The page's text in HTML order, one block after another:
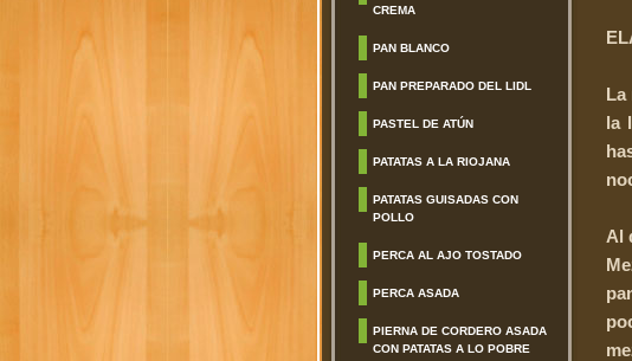
CREMA
PAN BLANCO
PAN PREPARADO DEL LIDL
PASTEL DE ATÚN
PATATAS A LA RIOJANA
PATATAS GUISADAS CON
POLLO
PERCA AL AJO TOSTADO
PERCA ASADA
PIERNA DE CORDERO ASADA
CON PATATAS A LO POBRE
La
la
Al